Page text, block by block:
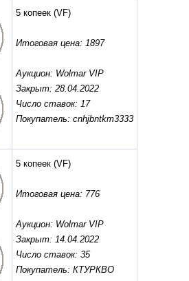
5 копеек (VF)
Итоговая цена: 1897
Аукцион: Wolmar VIP
Закрыт: 28.04.2022
Число ставок: 17
Покупатель: cnhjbntkm3333
5 копеек (VF)
Итоговая цена: 776
Аукцион: Wolmar VIP
Закрыт: 14.04.2022
Число ставок: 35
Покупатель: КТУРКВО